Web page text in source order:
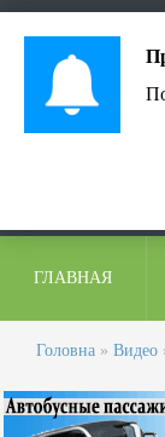
ГЛАВНАЯ
Головна » Видео